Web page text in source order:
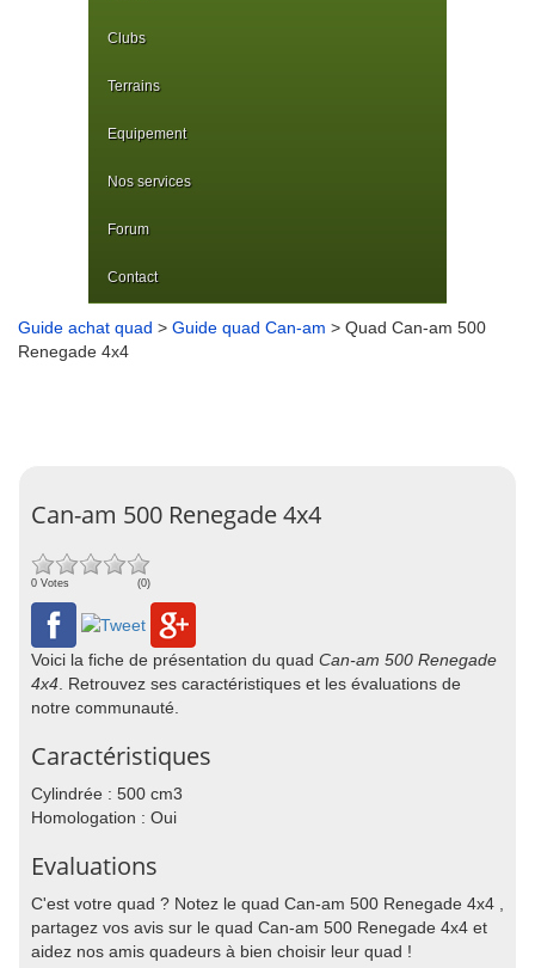
Clubs
Terrains
Equipement
Nos services
Forum
Contact
Guide achat quad > Guide quad Can-am > Quad Can-am 500
Renegade 4x4
Can-am 500 Renegade 4x4
0 Votes (0)
Voici la fiche de présentation du quad Can-am 500 Renegade
4x4 . Retrouvez ses caractéristiques et les évaluations de
notre communauté.
Caractéristiques
Cylindrée : 500 cm3
Homologation : Oui
Evaluations
C'est votre quad ? Notez le quad Can-am 500 Renegade 4x4 ,
partagez vos avis sur le quad Can-am 500 Renegade 4x4 et
aidez nos amis quadeurs à bien choisir leur quad !